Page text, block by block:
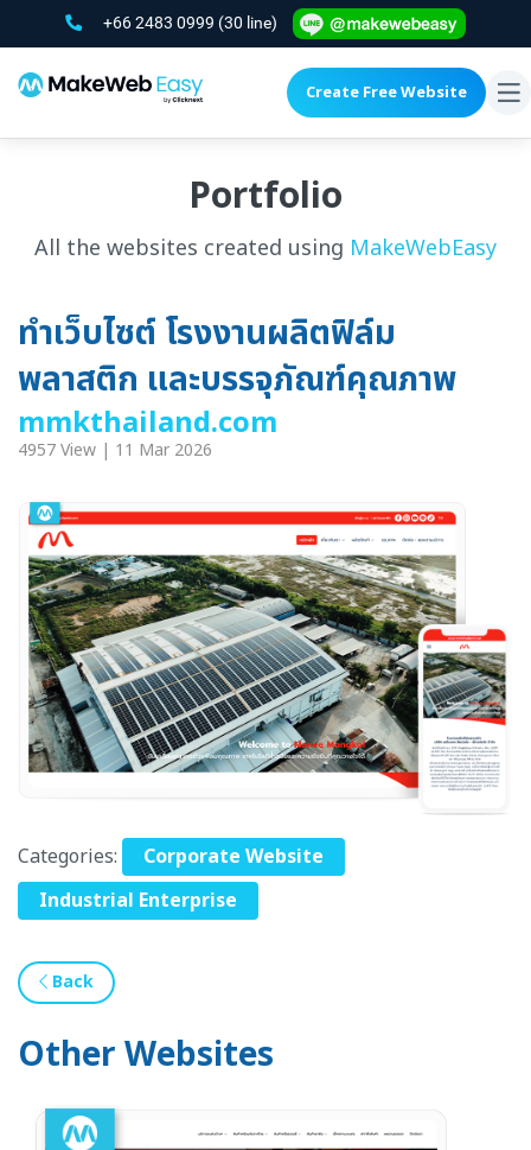
+66 2483 0999 (30 line)
Create Free Website
Portfolio
All the websites created using MakeWebEasy
ทำเว็บไซต์ โรงงานผลิตฟิล์ม
พลาสติก และบรรจุภัณฑ์คุณภาพ
mmkthailand.com
4957 View | 11 Mar 2026
Categories:
Corporate Website
Industrial Enterprise
Back
Other Websites